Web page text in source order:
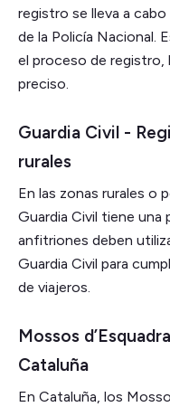
registro se lleva a
de la Policía Nacional.
el proceso de
preciso.
Guardia Civil -
rurales
En las zonas rurales o
Guardia Civil tiene una
anfitriones deben
Guardia Civil para
de viajeros.
Mossos
Cataluña
En Cataluña, los